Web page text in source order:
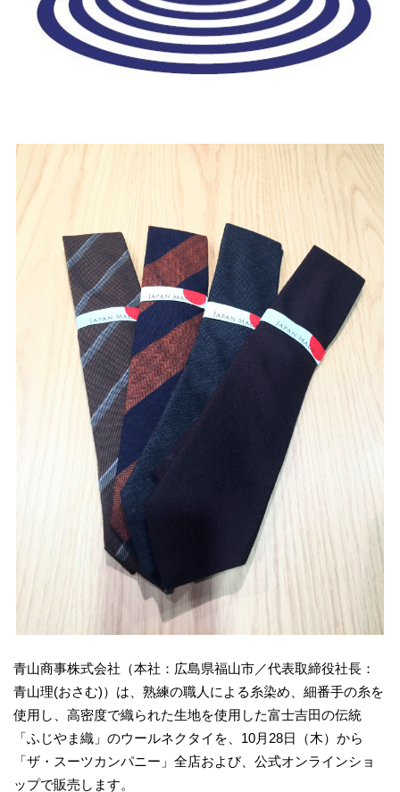
青山商事株式会社（本社：広島県福山市／代表取締役社長：
青山理(おさむ)）は、熟練の職人による糸染め、細番手の糸を
使用し、高密度で織られた生地を使用した富士吉田の伝統
「ふじやま織」のウールネクタイを、10月28日（木）から
「ザ・スーツカンパニー」全店および、公式オンラインショ
ップで販売します。